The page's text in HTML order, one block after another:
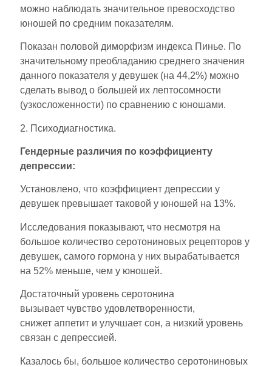
можно наблюдать значительное превосходство
юношей по средним показателям.
Показан половой диморфизм индекса Пинье. По
значительному преобладанию среднего значения
данного показателя у девушек (на 44,2%) можно
сделать вывод о большей их лептосомности
(узкосложенности) по сравнению с юношами.
2. Психодиагностика.
Гендерные различия по коэффициенту
депрессии:
Установлено, что коэффициент депрессии у
девушек превышает таковой у юношей на 13%.
Исследования показывают, что несмотря на
большое количество серотониновых рецепторов у
девушек, самого гормона у них вырабатывается
на 52% меньше, чем у юношей.
Достаточный уровень серотонина
вызывает чувство удовлетворенности,
снижет аппетит и улучшает сон, а низкий уровень
связан с депрессией.
Казалось бы, большое количество серотониновых